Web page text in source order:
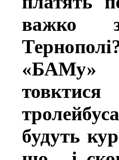
важко
«БАМу»
будуть